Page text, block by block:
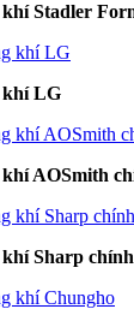
Stadler
khí LG
AOSmith
Sharp